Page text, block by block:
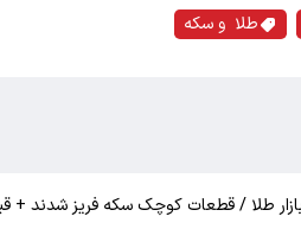
طلا و سکه
طلا / قطعات کوچک سکه فریز شدند +